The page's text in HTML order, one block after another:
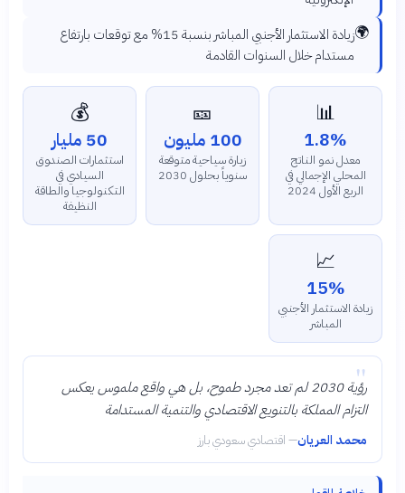
🌍
زيادة الاستثمار الأجنبي المباشر بنسبة 15% مع توقعات بارتفاع
مستدام خلال السنوات القادمة
📊
1.8%
معدل نمو الناتج
المحلي الإجمالي في
الربع الأول 2024
🎫
100 مليون
زيارة سياحية متوقعة
سنوياً بحلول 2030
💰
50 مليار
استثمارات الصندوق
السيادي في
التكنولوجيا والطاقة
النظيفة
📈
15%
زيادة الاستثمار الأجنبي
المباشر
"
رؤية 2030 لم تعد مجرد طموح، بل هي واقع ملموس يعكس
التزام المملكة بالتنويع الاقتصادي والتنمية المستدامة
محمد العريان— اقتصادي سعودي بارز